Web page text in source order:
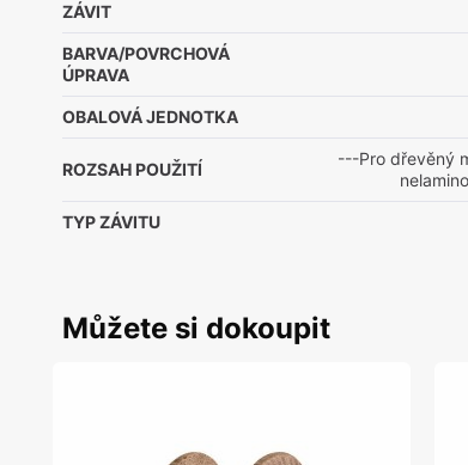
ZÁVIT
BARVA/POVRCHOVÁ
ÚPRAVA
OBALOVÁ JEDNOTKA
ROZSAH POUŽITÍ
---Pro dřevěný
TYP ZÁVITU
Můžete si dokoupit